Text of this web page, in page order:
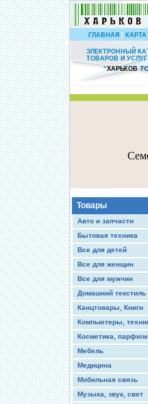
ГЛАВНАЯ|
ЭЛЕКТРОННЫЙ
ТОВАРОВ И
“ХАРЬКОВ
Товары
Авто и запчасти
Бытовая техника
Все для детей
Все для женщин
Все для мужчин
Домашний текстиль
Канцтовары, Книги
Компьютеры,
Косметика, парфюм
Мебель
Медицина
Мобильная связь
Музыка, звук, свет